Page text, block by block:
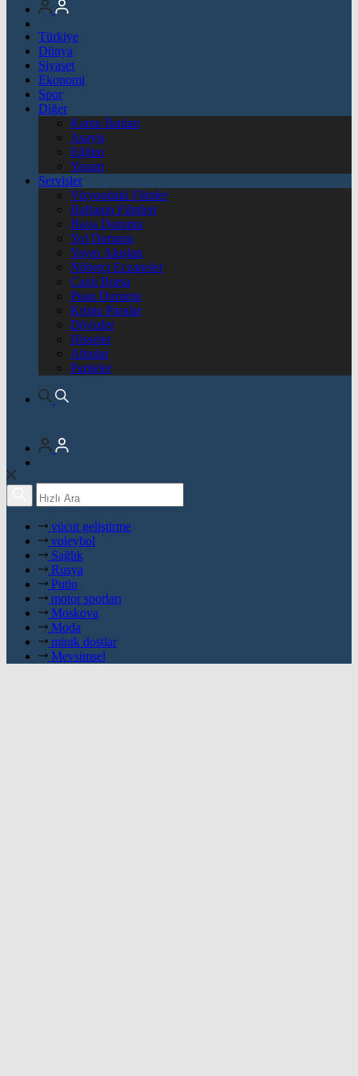
Türkiye
Dünya
Siyaset
Ekonomi
Spor
Diğer
Kamu İlanları
Asayiş
Eğitim
Yaşam
Servisler
Vizyondaki Filmler
Haftanin Filmleri
Hava Durumu
Yol Durumu
Yayın Akışları
Nöbetçi Eczaneler
Canlı Borsa
Puan Durumu
Kripto Paralar
Dövizler
Hisseler
Altınlar
Pariteler
vücut geliştirme
voleybol
Sağlık
Rusya
Putin
motor sporları
Moskova
Moda
minik dostlar
Mevsimsel